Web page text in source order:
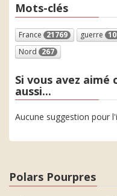
Mots-clés
France 21769 guerre
Nord 267
Si vous avez aimé
aussi...
Aucune suggestion pour
Polars Pourpres